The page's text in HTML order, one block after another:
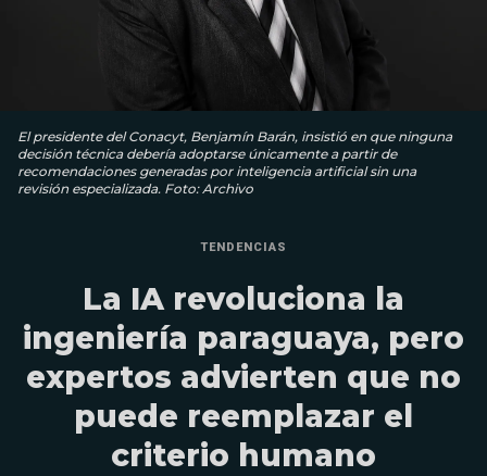
El presidente del Conacyt, Benjamín Barán, insistió en que ninguna
decisión técnica debería adoptarse únicamente a partir de
recomendaciones generadas por inteligencia artificial sin una
revisión especializada. Foto: Archivo
TENDENCIAS
La IA revoluciona la
ingeniería paraguaya, pero
expertos advierten que no
puede reemplazar el
criterio humano